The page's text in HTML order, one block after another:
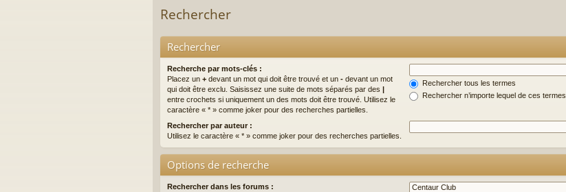
pi
de
Rechercher
Rechercher
Recherche par mots-clés :
Placez un + devant un mot qui doit être trouvé et un - devant un mot
qui doit être exclu. Saisissez une suite de mots séparés par des |
entre crochets si uniquement un des mots doit être trouvé. Utilisez le
caractère « * » comme joker pour des recherches partielles.
Rechercher tous les termes
Rechercher n’importe lequel de ces termes
Rechercher par auteur :
Utilisez le caractère « * » comme joker pour des recherches partielles.
Options de recherche
Rechercher dans les forums :